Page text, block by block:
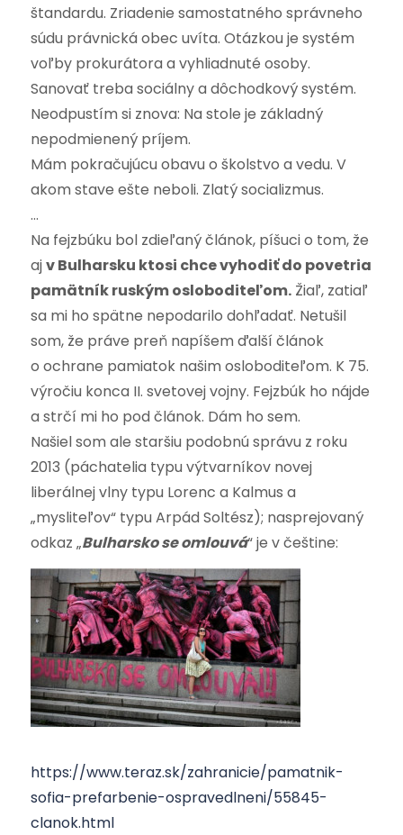
štandardu. Zriadenie samostatného správneho
súdu právnická obec uvíta. Otázkou je systém
voľby prokurátora a vyhliadnuté osoby.
Sanovať treba sociálny a dôchodkový systém.
Neodpustím si znova: Na stole je základný
nepodmienený príjem.
Mám pokračujúcu obavu o školstvo a vedu. V
akom stave ešte neboli. Zlatý socializmus.
…
Na fejzbúku bol zdieľaný článok, píšuci o tom, že
ajv Bulharsku ktosi chce vyhodiť do povetria
pamätník ruským osloboditeľom.Žiaľ, zatiaľ
sa mi ho spätne nepodarilo dohľadať. Netušil
som, že práve preň napíšem ďalší článok
o ochrane pamiatok našim osloboditeľom. K 75.
výročiu konca II. svetovej vojny. Fejzbúk ho nájde
a strčí mi ho pod článok. Dám ho sem.
Našiel som ale staršiu podobnú správu z roku
2013 (páchatelia typu výtvarníkov novej
liberálnej vlny typu Lorenc a Kalmus a
„mysliteľov“ typu Arpád Soltész); nasprejovaný
odkaz „Bulharsko se omlouvá“ je v češtine:
https://www.teraz.sk/zahranicie/pamatnik-
sofia-prefarbenie-ospravedlneni/55845-
clanok.html